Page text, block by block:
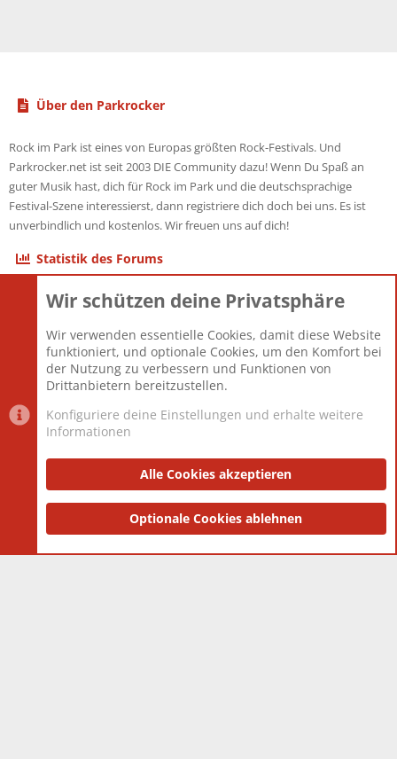
Über den Parkrocker
Rock im Park ist eines von Europas größten Rock-Festivals. Und
Parkrocker.net ist seit 2003 DIE Community dazu! Wenn Du Spaß an
guter Musik hast, dich für Rock im Park und die deutschsprachige
Festival-Szene interessierst, dann registriere dich doch bei uns. Es ist
unverbindlich und kostenlos. Wir freuen uns auf dich!
Statistik des Forums
Themen
Mitglieder
12.425
Neuestes Mitglied
Toddster85
Datenschutzerklärung Impressum
Community platform by XenForo® © 2010-2025 XenForo Ltd.
and add-ons by ThemeHouse
Wir schützen deine Privatsphäre
Wir verwenden essentielle Cookies, damit diese Website
funktioniert, und optionale Cookies, um den Komfort bei
der Nutzung zu verbessern und Funktionen von
Drittanbietern bereitzustellen.
Konfiguriere deine Einstellungen und erhalte weitere
Informationen
Alle Cookies akzeptieren
Optionale Cookies ablehnen